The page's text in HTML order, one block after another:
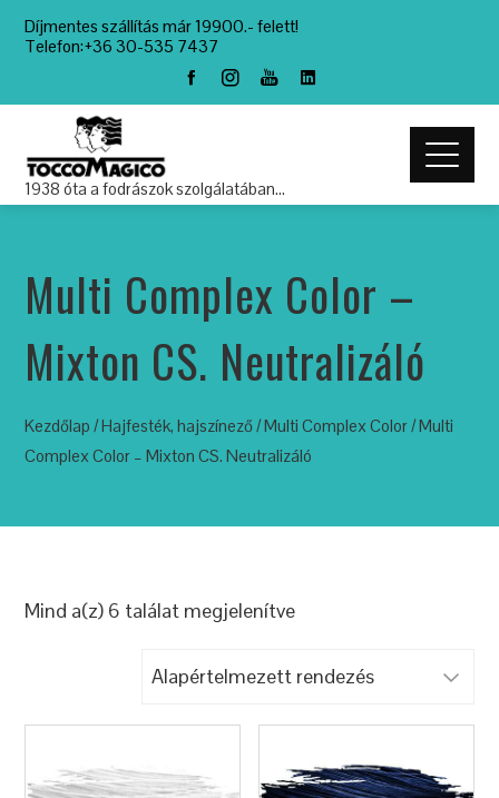
Díjmentes szállítás már 19900.- felett!
Telefon:+36 30-535 7437
1938 óta a fodrászok szolgálatában…
Multi Complex Color –
Mixton CS. Neutralizáló
Kezdőlap /Hajfesték, hajszínező/Multi Complex Color/ Multi
Complex Color – Mixton CS. Neutralizáló
Mind a(z) 6 találat megjelenítve